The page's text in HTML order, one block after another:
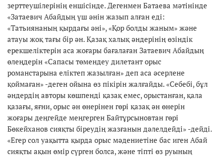
зерттеушілерінің еншісінде. Дегенмен Батаева мәтінінде
«Затаевич Абайдың үш әнін жазып алған еді:
«Татьиянаның қырдағы әні», «Қор болды жаным» және
атауы жоқ тағы бір ән. Қазақ халық әндерінің өзіндік
ерекшеліктерін аса жоғары бағалаған Затаевич Абайдың
өлеңдерін «Сапасы төмендеу дилетант орыс
романстарына еліктеп жазылған» деп аса әсерлене
қоймаған» -деген ойына өз пікірін жалғайды. «Себебі, бұл
әндердің авторы көшпенді қазақ емес, орыстанған, қала
қазағы, яғни, орыс ән өнерінен гөрі қазақ ән өнерін
жоғары деңгейде меңгерген Байтұрсыновтан гөрі
Бөкейханов сияқты біреудің жазғанын дәлелдейді» -дейді.
«Егер сол уақытта қырда орыс мәдениетіне бас иген Абай
сияқты ақын өмір сүрген болса, және тіпті өз руының